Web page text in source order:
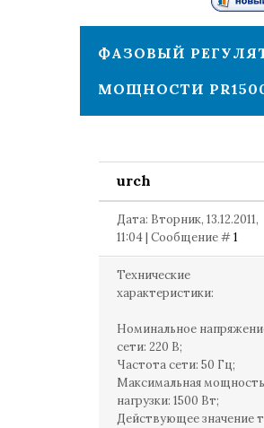
ФАЗОВЫЙ
МОЩНОСТИ
urch
Дата: Вторник, 13.12.2011,
11:04 | Сообщение #1
Технические
характеристики:
Номинальное
сети: 220 В;
Частота сети: 50 Гц;
Максимальная мощность
нагрузки: 1500 Вт;
Действующее значение